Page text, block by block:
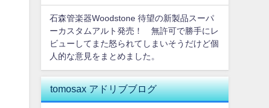
石森管楽器Woodstone 待望の新製品スーパ
ーカスタムアルト発売！ 無許可で勝手にレ
ビューしてまた怒られてしまいそうだけど個
人的な意見をまとめました。
tomosax アドリブブログ